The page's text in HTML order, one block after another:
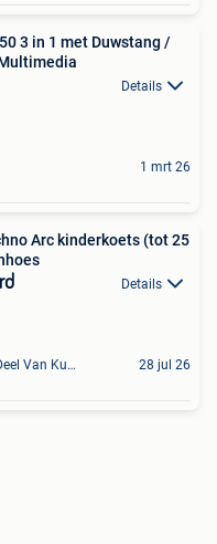
3 in 1 met Duwstang /
Details
1 mrt 26
Arc kinderkoets (tot 25
Details
Hoegaarden + Deel Van Kumtich + Deel Van Tienen 28 jul 26